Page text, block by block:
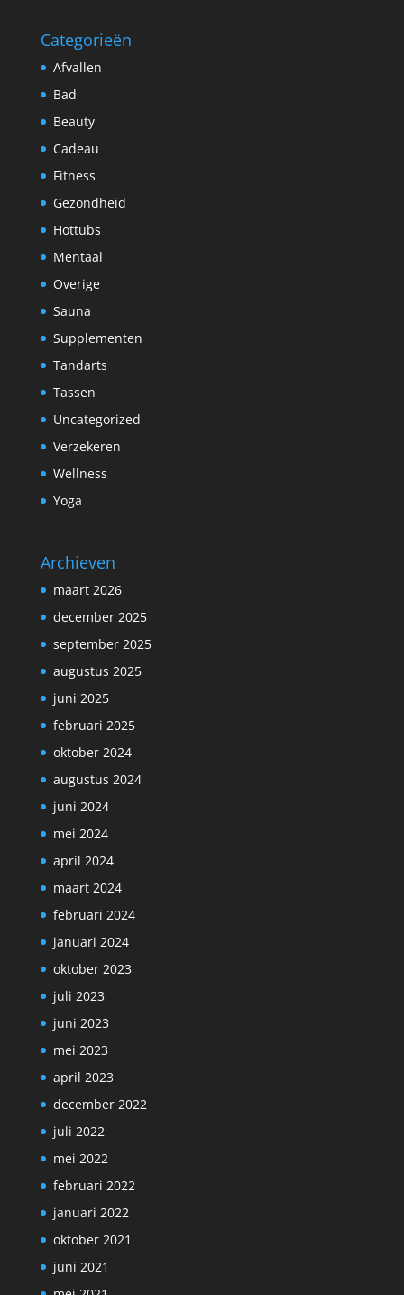
Categorieën
Afvallen
Bad
Beauty
Cadeau
Fitness
Gezondheid
Hottubs
Mentaal
Overige
Sauna
Supplementen
Tandarts
Tassen
Uncategorized
Verzekeren
Wellness
Yoga
Archieven
maart 2026
december 2025
september 2025
augustus 2025
juni 2025
februari 2025
oktober 2024
augustus 2024
juni 2024
mei 2024
april 2024
maart 2024
februari 2024
januari 2024
oktober 2023
juli 2023
juni 2023
mei 2023
april 2023
december 2022
juli 2022
mei 2022
februari 2022
januari 2022
oktober 2021
juni 2021